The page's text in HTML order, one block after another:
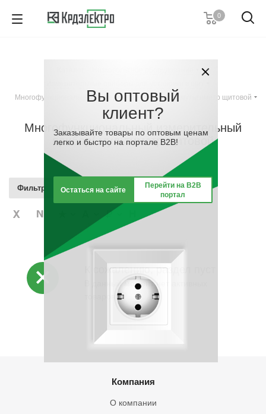
0
-
Многофункциональный измерительный прибор/ мультиметр щитовой
Многофункциональный измерительный
прибор/ мультиметр щитовой
Фильтр
К сожалению, раздел пуст
В данный момент нет активных
Компания
О компании
Вы оптовый
клиент?
Заказывайте товары по оптовым ценам
легко и быстро на портале B2B!
Остаться на сайте
Перейти на B2B
портал